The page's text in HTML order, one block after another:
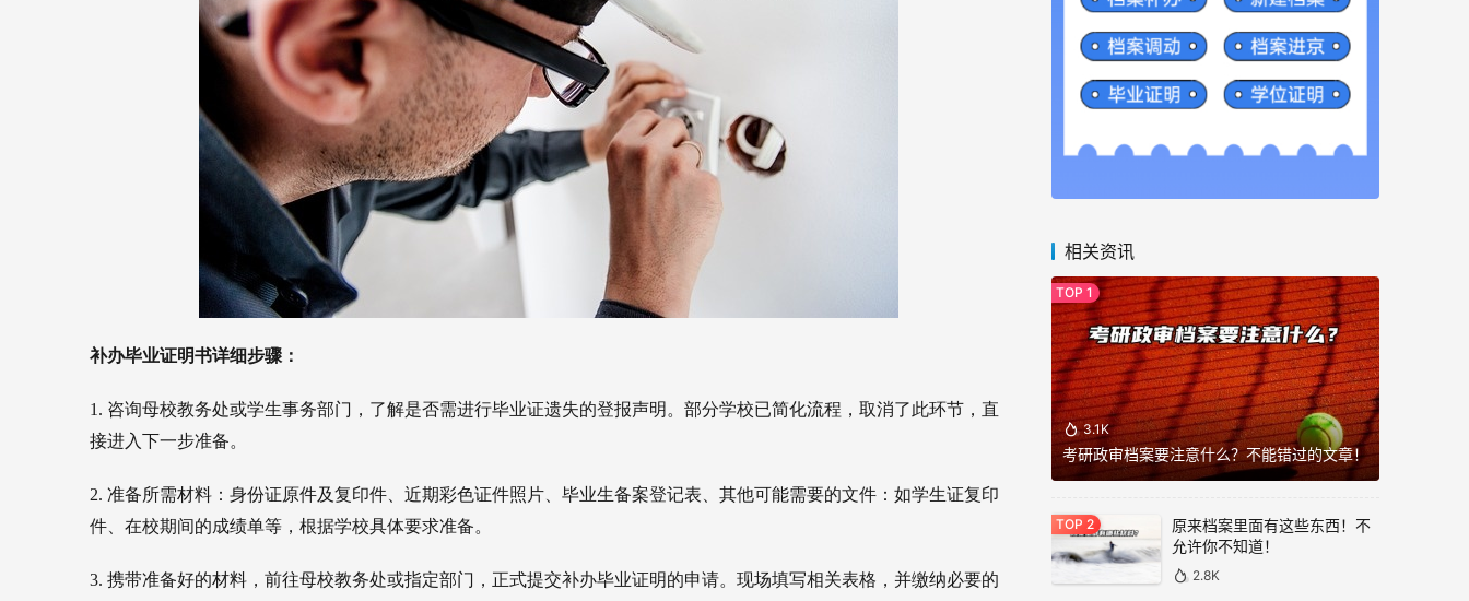
补办毕业证明书详细步骤：
1. 咨询母校教务处或学生事务部门，了解是否需进行毕业证遗失的登报声明。部分学校已简化流程，取消了此环节，直
接进入下一步准备。
2. 准备所需材料：身份证原件及复印件、近期彩色证件照片、毕业生备案登记表、其他可能需要的文件：如学生证复印
件、在校期间的成绩单等，根据学校具体要求准备。
3. 携带准备好的材料，前往母校教务处或指定部门，正式提交补办毕业证明的申请。现场填写相关表格，并缴纳必要的
相关资讯
3.1K
考研政审档案要注意什么？不能错过的文章！
原来档案里面有这些东西！不
允许你不知道！
2.8K